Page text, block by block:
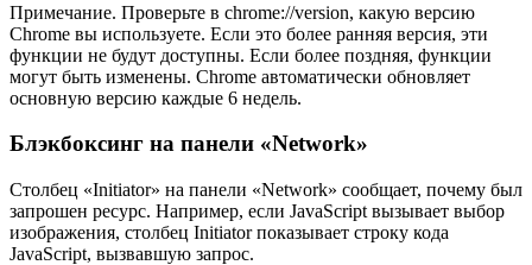
Примечание. Проверьте в chrome://version, какую версию
Chrome вы используете. Если это более ранняя версия, эти
функции не будут доступны. Если более поздняя, функции
могут быть изменены. Chrome автоматически обновляет
основную версию каждые 6 недель.
Блэкбоксинг на панели «Network»
Столбец «Initiator» на панели «Network» сообщает, почему был
запрошен ресурс. Например, если JavaScript вызывает выбор
изображения, столбец Initiator показывает строку кода
JavaScript, вызвавшую запрос.